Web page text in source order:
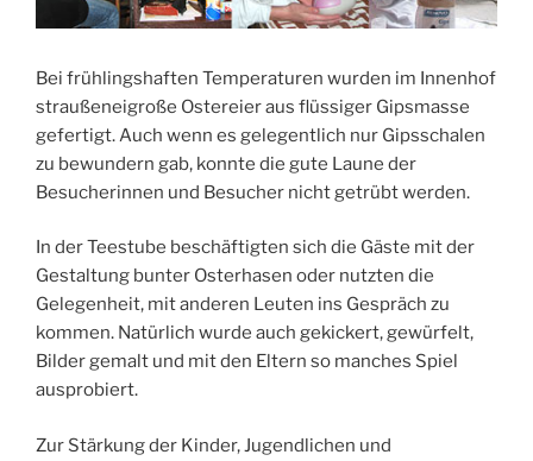
Bei frühlingshaften Temperaturen wurden im Innenhof
straußeneigroße Ostereier aus flüssiger Gipsmasse
gefertigt. Auch wenn es gelegentlich nur Gipsschalen
zu bewundern gab, konnte die gute Laune der
Besucherinnen und Besucher nicht getrübt werden.
In der Teestube beschäftigten sich die Gäste mit der
Gestaltung bunter Osterhasen oder nutzten die
Gelegenheit, mit anderen Leuten ins Gespräch zu
kommen. Natürlich wurde auch gekickert, gewürfelt,
Bilder gemalt und mit den Eltern so manches Spiel
ausprobiert.
Zur Stärkung der Kinder, Jugendlichen und